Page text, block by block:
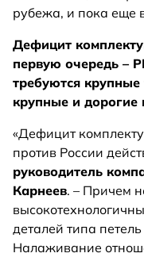
рубежа, и пока еще
Дефицит
первую очередь –
требуются
крупные и дорогие
«Дефицит
против России
руководитель
Карнеев. – Причем
деталей типа
Налаживание